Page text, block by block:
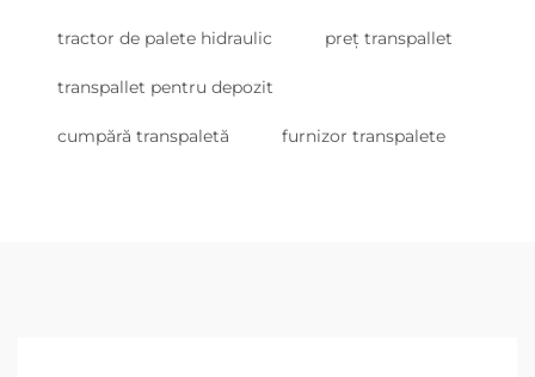
tractor de palete hidraulic preț transpallet
transpallet pentru depozit
cumpără transpaletă furnizor transpalete